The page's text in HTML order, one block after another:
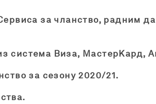
за чланство, радним
система Виза, МастерKард,
за сезону 2020/21.